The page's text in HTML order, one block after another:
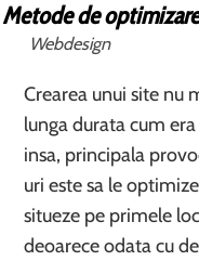
Metode de
Webdesign
Crearea unui site nu
lunga durata cum
insa, principala
uri este sa le
situeze pe primele
deoarece odata cu